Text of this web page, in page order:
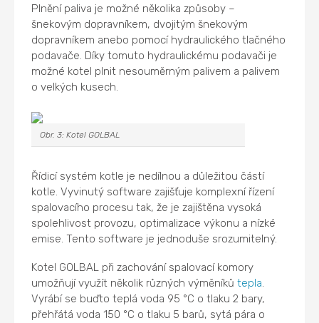
Plnění paliva je možné několika způsoby –
šnekovým dopravníkem, dvojitým šnekovým
dopravníkem anebo pomocí hydraulického tlačného
podavače. Díky tomuto hydraulickému podavači je
možné kotel plnit nesouměrným palivem a palivem
o velkých kusech.
Obr. 3: Kotel GOLBAL
Řídicí systém kotle je nedílnou a důležitou částí
kotle. Vyvinutý software zajišťuje komplexní řízení
spalovacího procesu tak, že je zajištěna vysoká
spolehlivost provozu, optimalizace výkonu a nízké
emise. Tento software je jednoduše srozumitelný.
Kotel GOLBAL při zachování spalovací komory
umožňují využít několik různých výměníkůtepla.
Vyrábí se buďto teplá voda 95 °C o tlaku 2 bary,
přehřátá voda 150 °C o tlaku 5 barů, sytá pára o